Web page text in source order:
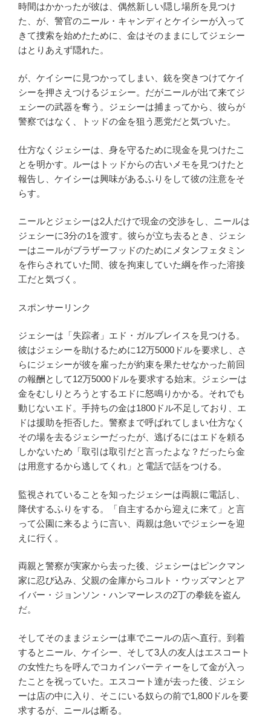
時間はかかったが彼は、偶然新しい隠し場所を見つけ
た、が、警官のニール・キャンディとケイシーが入って
きて捜索を始めたために、金はそのままにしてジェシー
はとりあえず隠れた。
が、ケイシーに見つかってしまい、銃を突きつけてケイ
シーを押さえつけるジェシー。だがニールが出て来てジ
ェシーの武器を奪う。ジェシーは捕まってから、彼らが
警察ではなく、トッドの金を狙う悪党だと気づいた。
仕方なくジェシーは、身を守るために現金を見つけたこ
とを明かす。ルーはトッドからの古いメモを見つけたと
報告し、ケイシーは興味があるふりをして彼の注意をそ
らす。
ニールとジェシーは2人だけで現金の交渉をし、ニールは
ジェシーに3分の1を渡す。彼らが立ち去るとき、ジェシ
ーはニールがブラザーフッドのためにメタンフェタミン
を作らされていた間、彼を拘束していた綱を作った溶接
工だと気づく。
スポンサーリンク
ジェシーは「失踪者」エド・ガルブレイスを見つける。
彼はジェシーを助けるために12万5000ドルを要求し、さ
らにジェシーが彼を雇ったが約束を果たせなかった前回
の報酬として12万5000ドルを要求する始末。ジェシーは
金をむしりとろうとするエドに怒鳴りかかる。それでも
動じないエド。手持ちの金は1800ドル不足しており、エ
ドは援助を拒否した。警察まで呼ばれてしまい仕方なく
その場を去るジェシーだったが、逃げるにはエドを頼る
しかないため「取引は取引だと言ったよな？だったら金
は用意するから逃してくれ」と電話で話をつける。
監視されていることを知ったジェシーは両親に電話し、
降伏するふりをする。「自主するから迎えに来て」と言
って公園に来るように言い、両親は急いでジェシーを迎
えに行く。
両親と警察が実家から去った後、ジェシーはピンクマン
家に忍び込み、父親の金庫からコルト・ウッズマンとア
イバー・ジョンソン・ハンマーレスの2丁の拳銃を盗ん
だ。
そしてそのままジェシーは車でニールの店へ直行。到着
するとニール、ケイシー、そして3人の友人はエスコート
の女性たちを呼んでコカインパーティーをして金が入っ
たことを祝っていた。エスコート達が去った後、ジェシ
ーは店の中に入り、そこにいる奴らの前で1,800ドルを要
求するが、ニールは断る。